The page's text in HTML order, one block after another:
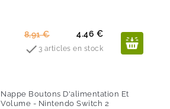
Prix
de
8,91 €Prix 4.46 €
 3 articles en stock
Nappe Boutons D'alimentation Et
Volume - Nintendo Switch 2